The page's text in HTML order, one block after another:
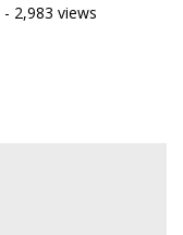
- 2,983 views